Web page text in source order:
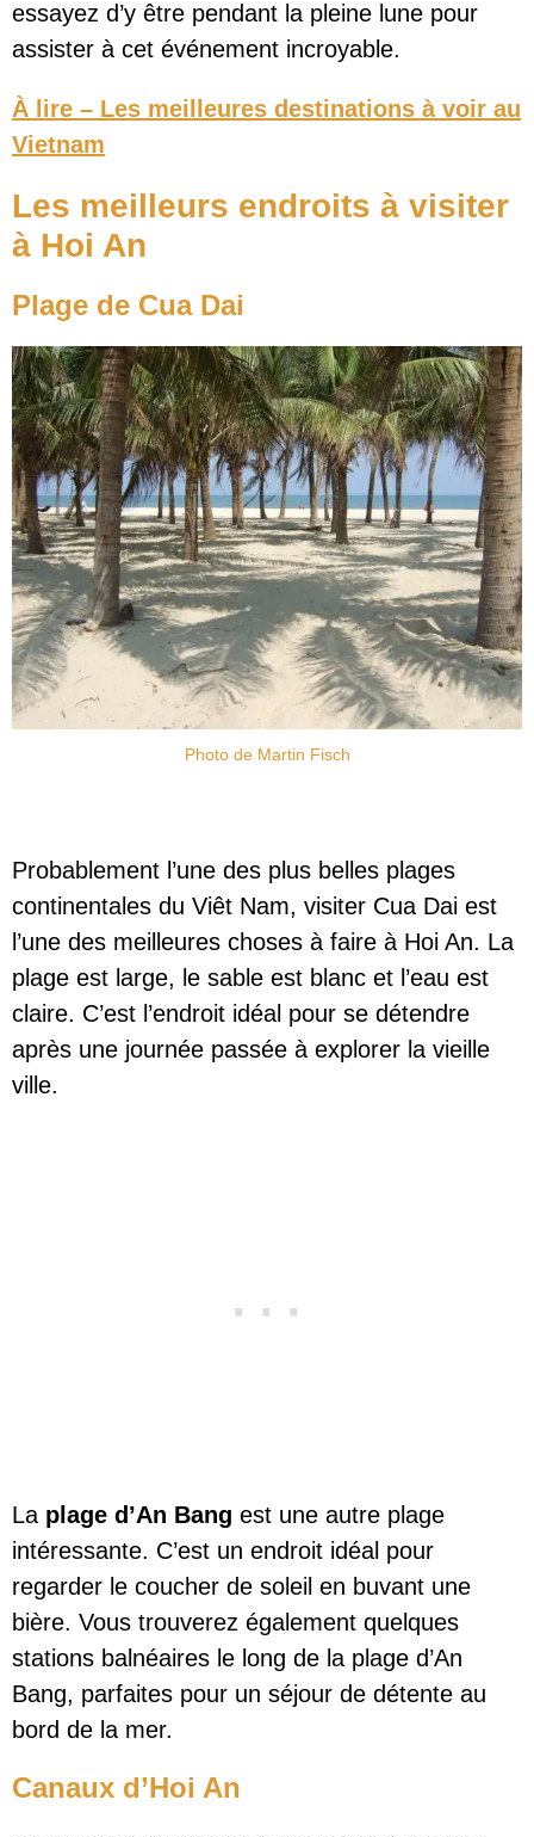
essayez d’y être pendant la pleine lune pour
assister à cet événement incroyable.
À lire – Les meilleures destinations à voir au
Vietnam
Les meilleurs endroits à visiter
à Hoi An
Plage de Cua Dai
Photo de Martin Fisch
Probablement l’une des plus belles plages
continentales du Viêt Nam, visiter Cua Dai est
l’une des meilleures choses à faire à Hoi An. La
plage est large, le sable est blanc et l’eau est
claire. C’est l’endroit idéal pour se détendre
après une journée passée à explorer la vieille
ville.
La plage d’An Bang est une autre plage
intéressante. C’est un endroit idéal pour
regarder le coucher de soleil en buvant une
bière. Vous trouverez également quelques
stations balnéaires le long de la plage d’An
Bang, parfaites pour un séjour de détente au
bord de la mer.
Canaux d’Hoi An